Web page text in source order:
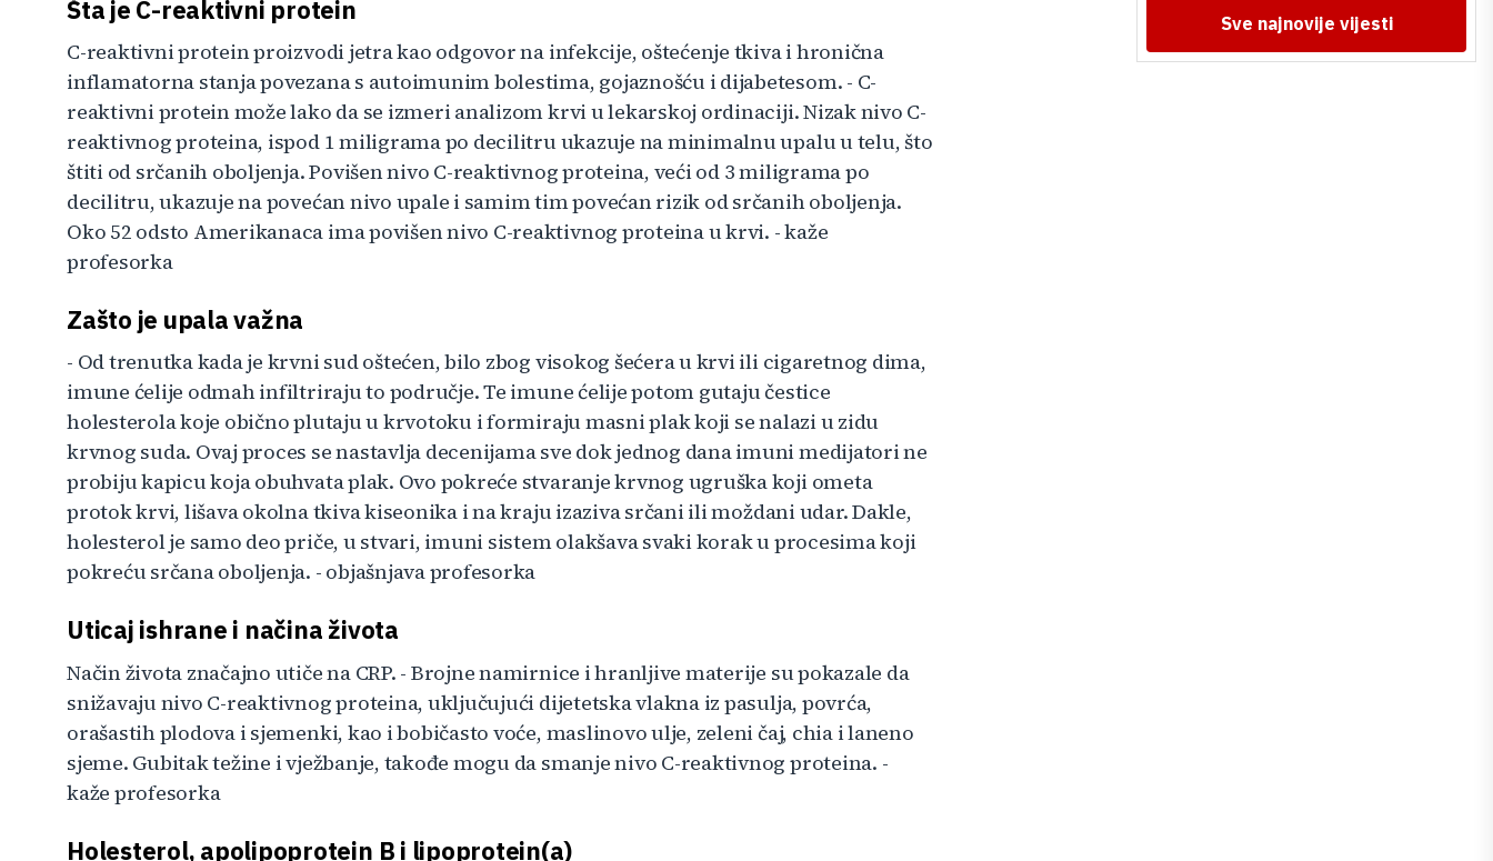
Šta je C-reaktivni protein
C-reaktivni protein proizvodi jetra kao odgovor na infekcije, oštećenje tkiva i hronična
inflamatorna stanja povezana s autoimunim bolestima, gojaznošću i dijabetesom. - C-
reaktivni protein može lako da se izmeri analizom krvi u lekarskoj ordinaciji. Nizak nivo C-
reaktivnog proteina, ispod 1 miligrama po decilitru ukazuje na minimalnu upalu u telu, što
štiti od srčanih oboljenja. Povišen nivo C-reaktivnog proteina, veći od 3 miligrama po
decilitru, ukazuje na povećan nivo upale i samim tim povećan rizik od srčanih oboljenja.
Oko 52 odsto Amerikanaca ima povišen nivo C-reaktivnog proteina u krvi. - kaže
profesorka
Zašto je upala važna
- Od trenutka kada je krvni sud oštećen, bilo zbog visokog šećera u krvi ili cigaretnog dima,
imune ćelije odmah infiltriraju to područje. Te imune ćelije potom gutaju čestice
holesterola koje obično plutaju u krvotoku i formiraju masni plak koji se nalazi u zidu
krvnog suda. Ovaj proces se nastavlja decenijama sve dok jednog dana imuni medijatori ne
probiju kapicu koja obuhvata plak. Ovo pokreće stvaranje krvnog ugruška koji ometa
protok krvi, lišava okolna tkiva kiseonika i na kraju izaziva srčani ili moždani udar. Dakle,
holesterol je samo deo priče, u stvari, imuni sistem olakšava svaki korak u procesima koji
pokreću srčana oboljenja. - objašnjava profesorka
Uticaj ishrane i načina života
Način života značajno utiče na CRP. - Brojne namirnice i hranljive materije su pokazale da
snižavaju nivo C-reaktivnog proteina, uključujući dijetetska vlakna iz pasulja, povrća,
orašastih plodova i sjemenki, kao i bobičasto voće, maslinovo ulje, zeleni čaj, chia i laneno
sjeme. Gubitak težine i vježbanje, takođe mogu da smanje nivo C-reaktivnog proteina. -
kaže profesorka
Holesterol, apolipoprotein B i lipoprotein(a)
Sve najnovije vijesti